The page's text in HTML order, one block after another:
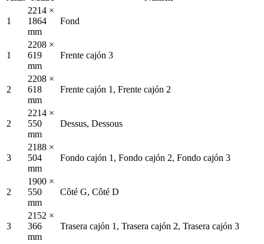
1
2214 ×
1864
mm
Fond
1
2208 ×
619
mm
Frente cajón 3
2
2208 ×
618
mm
Frente cajón 1, Frente cajón 2
2
2214 ×
550
mm
Dessus, Dessous
3
2188 ×
504
mm
Fondo cajón 1, Fondo cajón 2, Fondo cajón 3
2
1900 ×
550
mm
Côté G, Côté D
3
2152 ×
366
mm
Trasera cajón 1, Trasera cajón 2, Trasera cajón 3